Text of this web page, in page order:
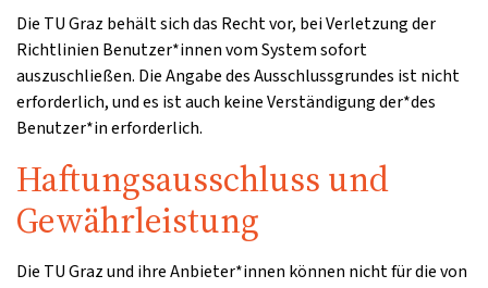
Die TU Graz behält sich das Recht vor, bei Verletzung der
Richtlinien Benutzer*innen vom System sofort
auszuschließen. Die Angabe des Ausschlussgrundes ist nicht
erforderlich, und es ist auch keine Verständigung der*des
Benutzer*in erforderlich.
Haftungsausschluss und
Gewährleistung
Die TU Graz und ihre Anbieter*innen können nicht für die von